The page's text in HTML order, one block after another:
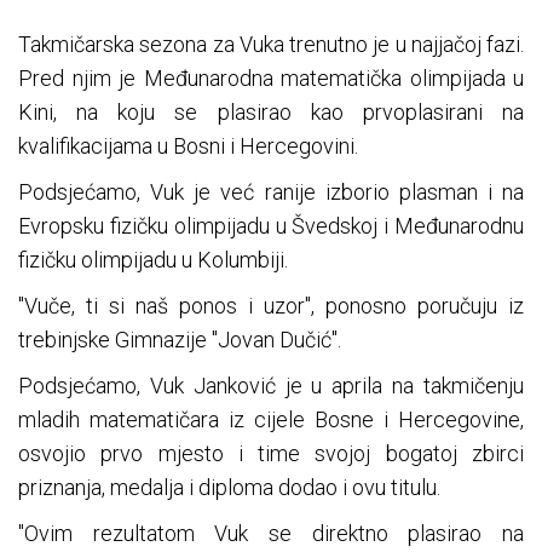
Takmičarska sezona za Vuka trenutno je u najjačoj fazi.
Pred njim je Međunarodna matematička olimpijada u
Kini, na koju se plasirao kao prvoplasirani na
kvalifikacijama u Bosni i Hercegovini.
Podsjećamo, Vuk je već ranije izborio plasman i na
Evropsku fizičku olimpijadu u Švedskoj i Međunarodnu
fizičku olimpijadu u Kolumbiji.
"Vuče, ti si naš ponos i uzor", ponosno poručuju iz
trebinjske Gimnazije "Jovan Dučić".
Podsjećamo, Vuk Janković je u aprila na takmičenju
mladih matematičara iz cijele Bosne i Hercegovine,
osvojio prvo mjesto i time svojoj bogatoj zbirci
priznanja, medalja i diploma dodao i ovu titulu.
"Ovim rezultatom Vuk se direktno plasirao na